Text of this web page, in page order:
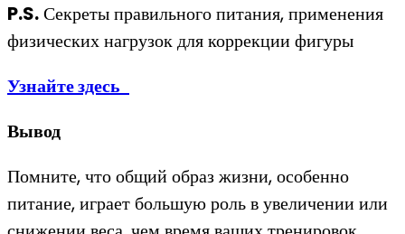
P.S.Секреты правильного питания, применения
физических нагрузок для коррекции фигуры
Узнайте здесь
Вывод
Помните, что общий образ жизни, особенно
питание, играет большую роль в увеличении или